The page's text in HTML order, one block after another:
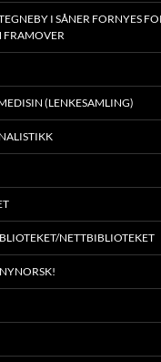
I SÅNER FORNYES
FRAMOVER
(LENKESAMLING)
NETTBIBLIOTEKET